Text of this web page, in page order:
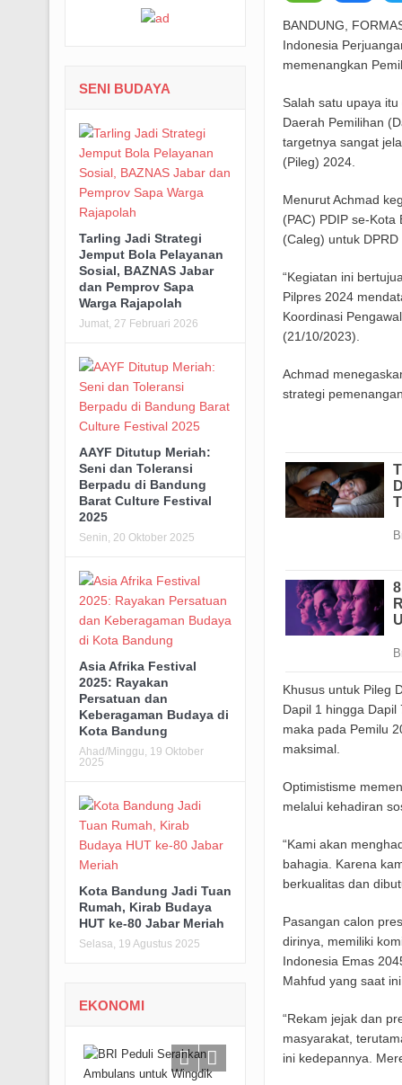
BANDUNG,
Indonesia
memenangkan
Salah satu upaya
Daerah Pemilihan
targetnya sangat
(Pileg) 2024.
Menurut Achmad
(PAC) PDIP se-
(Caleg) untuk
“Kegiatan ini
Pilpres 2024
Koordinasi
(21/10/2023).
Achmad
strategi
Khusus untuk Pileg
Dapil 1 hingga
maka pada Pemilu
maksimal.
Optimistisme
melalui kehadiran
“Kami akan
bahagia. Karena
berkualitas dan
Pasangan calon
dirinya, memiliki
Indonesia Emas
Mahfud yang saat
“Rekam jejak dan
masyarakat,
ini kedepannya.
SENI BUDAYA
Tarling Jadi Strategi
Jemput Bola Pelayanan
Sosial, BAZNAS Jabar
dan Pemprov Sapa
Warga Rajapolah
Jumat, 27 Februari 2026
AAYF Ditutup Meriah:
Seni dan Toleransi
Berpadu di Bandung
Barat Culture Festival
2025
Senin, 20 Oktober 2025
Asia Afrika Festival
2025: Rayakan
Persatuan dan
Keberagaman Budaya di
Kota Bandung
Ahad/Minggu, 19 Oktober
2025
Kota Bandung Jadi Tuan
Rumah, Kirab Budaya
HUT ke-80 Jabar Meriah
Selasa, 19 Agustus 2025
EKONOMI